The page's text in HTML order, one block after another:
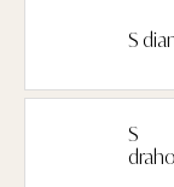
S
S